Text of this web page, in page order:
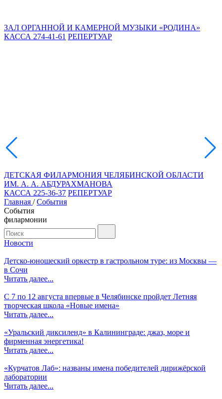
ЗАЛ ОРГАННОЙ И КАМЕРНОЙ МУЗЫКИ «РОДИНА»
КАССА 274-41-61 РЕПЕРТУАР
ДЕТСКАЯ ФИЛАРМОНИЯ ЧЕЛЯБИНСКОЙ ОБЛАСТИ
ИМ. А. А. АБДУРАХМАНОВА
КАССА 225-36-37 РЕПЕРТУАР
Главная /События
События
филармонии
Новости
Детско-юношеский оркестр в гастрольном туре: из Москвы —
в Сочи
Читать далее...
С 7 по 12 августа впервые в Челябинске пройдет Летняя
творческая школа «Новые имена»
Читать далее...
«Уральский диксиленд» в Калининграде: джаз, море и
фирменная энергетика!
Читать далее...
«Курчатов Лаб»: названы имена победителей дирижёрской
лаборатории
Читать далее...